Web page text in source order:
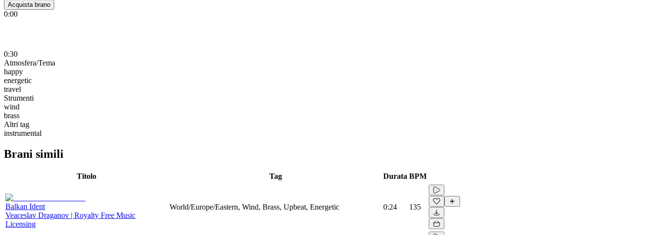
Acquista brano
0:00
0:30
Atmosfera/Tema
happy
energetic
travel
Strumenti
wind
brass
Altri tag
instrumental
Brani simili
Titolo Tag Durata BPM
Balkan Ident
Veaceslav Draganov | Royalty Free Music
Licensing
World/Europe/Eastern, Wind, Brass, Upbeat, Energetic 0:24 135